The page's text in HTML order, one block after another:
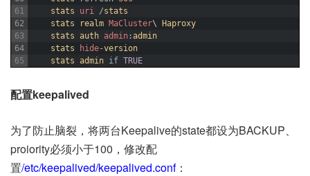
61
62
63
64
65
stats uri /stats
stats
realm MaCluster\
Haproxy
stats auth admin :admin
stats
hide-version
stats admin if TRUE
配置keepalived
为了防止脑裂，将两台Keepalive的state都设为BACKUP、
proiority必须小于100，修改配
置/etc/keepalived/keepalived.conf：